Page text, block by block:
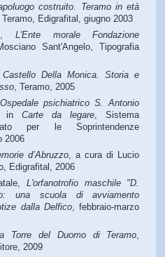
costruito. Teramo in età
Teramo, Edigrafital, giugno 2003
L'Ente morale Fondazione
Sant'Angelo, Tipografia
Della Monica. Storia e
, Teramo, 2005
Ospedale psichiatrico S. Antonio
inCarte da legare, Sistema
per le Soprintendenze
2006
d’Abruzzo, a cura di Lucio
Edigrafital, 2006
L'orfanotrofio maschile "D.
una scuola di avviamento
dalla Delfico, febbraio-marzo
Torre del Duomo di Teramo,
2009